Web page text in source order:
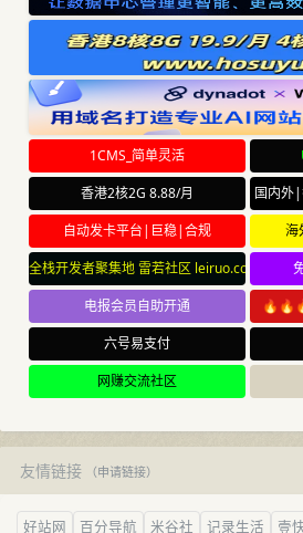
1CMS_简单灵活
香港2核2G 8.88/月
国内外
自动发卡平台|巨稳|合规
海
全栈开发者聚集地 雷若社区 leiruo.com
电报会员自助开通
六号易支付
网赚交流社区
友情链接（申请链接）
好站网 百分导航 米谷社 记录生活 壹